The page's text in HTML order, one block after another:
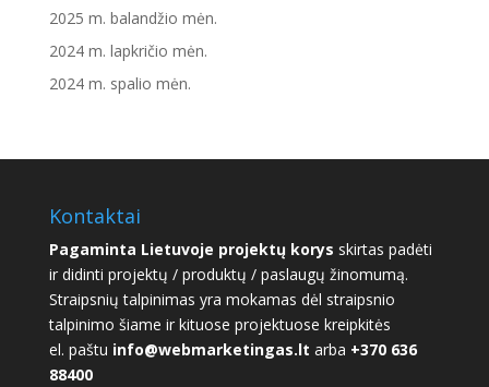
2025 m. balandžio mėn.
2024 m. lapkričio mėn.
2024 m. spalio mėn.
Kontaktai
Pagaminta Lietuvoje projektų korys skirtas padėti
ir didinti projektų / produktų / paslaugų žinomumą.
Straipsnių talpinimas yra mokamas dėl straipsnio
talpinimo šiame ir kituose projektuose kreipkitės
el. paštu info@webmarketingas.lt arba +370 636
88400